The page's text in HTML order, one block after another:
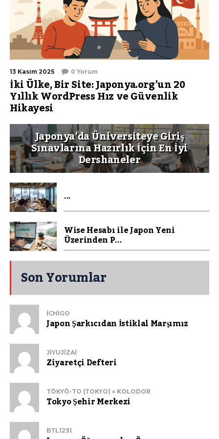
13 Kasım 2025 0 Yorum
İki Ülke, Bir Site: Japonya.org’un 20
Yıllık WordPress Hız ve Güvenlik
Hikayesi
Japonya’da Üniversiteye Giriş
Sınavlarına Hazırlık İçin En İyi
Dershaneler
...
Wise Hesabı ile Japon Yeni
Üzerinden P...
Son Yorumlar
ICHIGO
Japon Şarkıcıdan İstiklal Marşımız
JIYUJIZAI
Ziyaretçi Defteri
TŌKYŌ-TO (TOKYO) « KOLODOR
Tokyo Şehir Merkezi
BTL1231